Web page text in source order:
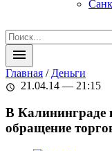
menu
Главная / Деньги
schedule 21.04.14 — 21:15
В Калининграде
обращение